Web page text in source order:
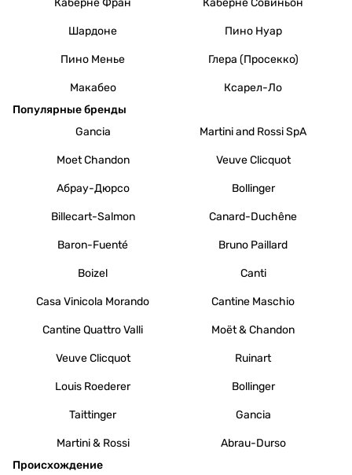
Шардоне Пино Нуар
Пино Менье Глера (Просекко)
Макабео
Ксарел-Ло
Популярные бренды
Gancia
Martini and Rossi SpA
Moet Chandon Veuve Clicquot
Абрау-Дюрсо Bollinger
Billecart-Salmon Canard-Duchêne
Baron-Fuenté Bruno Paillard
Boizel Canti
Casa Vinicola Morando Cantine Maschio
Cantine Quattro Valli Moët & Chandon
Veuve Clicquot Ruinart
Louis Roederer Bollinger
Taittinger Gancia
Martini & Rossi
Abrau-Durso
Происхождение